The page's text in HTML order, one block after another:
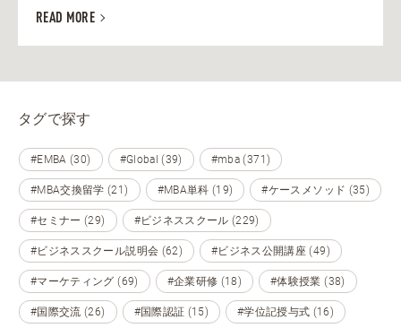
READ MORE
タグで探す
#EMBA (30) #Global (39) #mba (371)
#MBA交換留学 (21) #MBA単科 (19) #ケースメソッド (35)
#セミナー (29) #ビジネススクール (229)
#ビジネススクール説明会 (62) #ビジネス公開講座 (49)
#マーケティング (69) #企業研修 (18) #体験授業 (38)
#国際交流 (26) #国際認証 (15) #学位記授与式 (16)